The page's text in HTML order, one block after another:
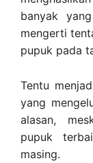
banyak
mengerti
pupuk pada
Tentu
yang
alasan,
pupuk
masing.